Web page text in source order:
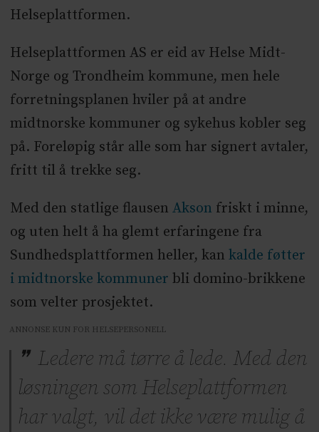
Helseplattformen.
Helseplattformen AS er eid av Helse Midt-
Norge og Trondheim kommune, men hele
forretningsplanen hviler på at andre
midtnorske kommuner og sykehus kobler seg
på. Foreløpig står alle som har signert avtaler,
fritt til å trekke seg.
Med den statlige flausen Akson friskt i minne,
og uten helt å ha glemt erfaringene fra
Sundhedsplattformen heller, kan kalde føtter
i midtnorske kommuner bli domino-brikkene
som velter prosjektet.
ANNONSE KUN FOR HELSEPERSONELL
Ledere må tørre å lede. Med den
løsningen som Helseplattformen
har valgt, vil det ikke være mulig å